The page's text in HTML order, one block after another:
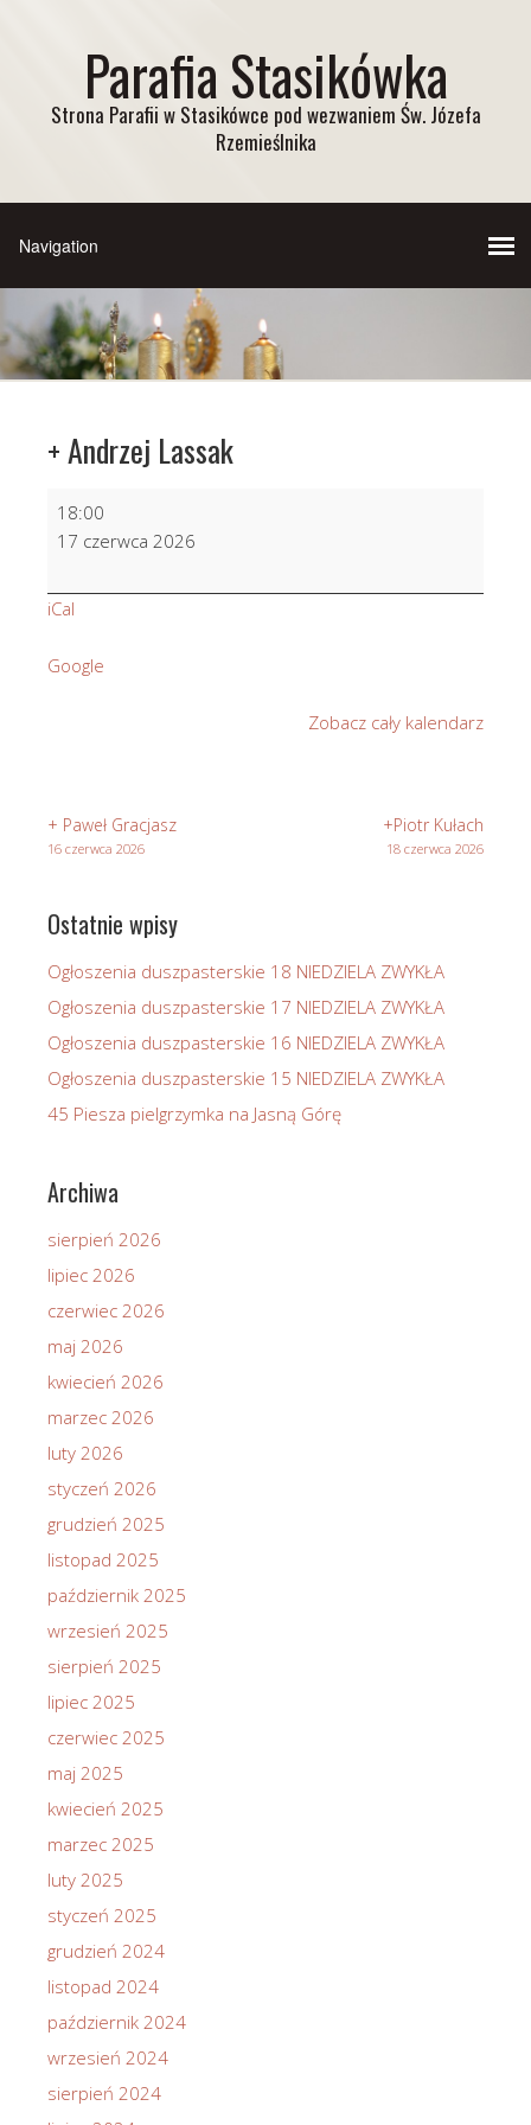
Parafia Stasikówka
Strona Parafii w Stasikówce pod wezwaniem Św. Józefa
Rzemieślnika
+ Andrzej Lassak
Andrzej
18:00
17 czerwca 2026
iCal
Google
Zobacz cały kalendarz
+ Paweł Gracjasz
16 czerwca 2026
+Piotr Kułach
18 czerwca 2026
Ostatnie wpisy
Ogłoszenia duszpasterskie 18 NIEDZIELA ZWYKŁA
Ogłoszenia duszpasterskie 17 NIEDZIELA ZWYKŁA
Ogłoszenia duszpasterskie 16 NIEDZIELA ZWYKŁA
Ogłoszenia duszpasterskie 15 NIEDZIELA ZWYKŁA
45 Piesza pielgrzymka na Jasną Górę
Archiwa
sierpień 2026
lipiec 2026
czerwiec 2026
maj 2026
kwiecień 2026
marzec 2026
luty 2026
styczeń 2026
grudzień 2025
listopad 2025
październik 2025
wrzesień 2025
sierpień 2025
lipiec 2025
czerwiec 2025
maj 2025
kwiecień 2025
marzec 2025
luty 2025
styczeń 2025
grudzień 2024
listopad 2024
październik 2024
wrzesień 2024
sierpień 2024